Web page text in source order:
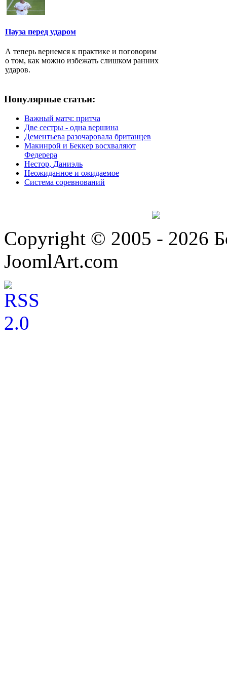
Пауза перед ударом
А теперь вернемся к практике и поговорим
о том, как можно избежать слишком ранних
ударов.
Популярные статьи:
Важный матч: притча
Две сестры - одна вершина
Дементьева разочаровала британцев
Макинрой и Беккер восхваляют
Федерера
Нестор, Даниэль
Неожиданное и ожидаемое
Система соревнований
Copyright © 2005 - 2026
JoomlArt.com